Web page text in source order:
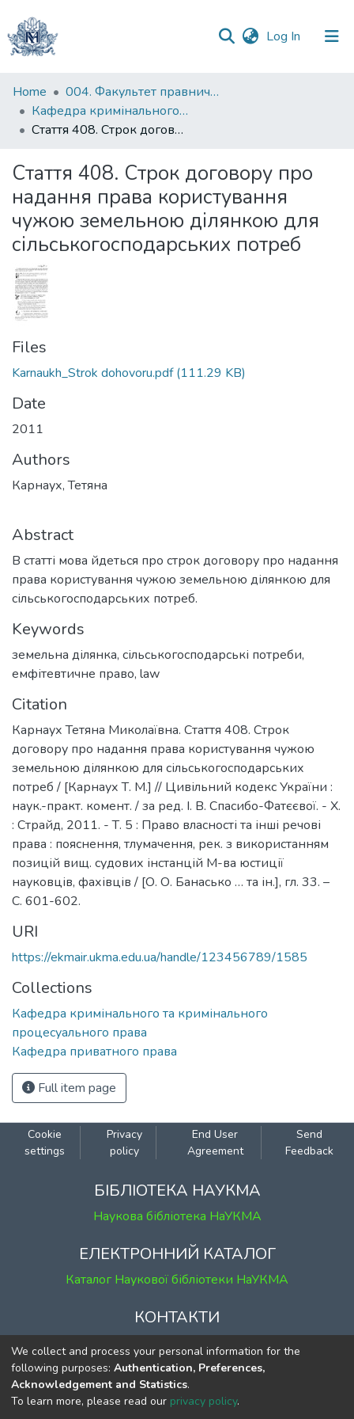
Log In (current)
Communities
&
Collections
Statistics
Home
004. Факультет правничих наук
Кафедра кримінального та кримінального процесуального права
Стаття 408. Строк договору про надання права користування чужою земельною ділянкою для сільськогосподарських потреб
Стаття 408. Строк договору про
надання права користування
чужою земельною ділянкою для
сільськогосподарських потреб
Files
Karnaukh_Strok dohovoru.pdf(111.29 KB)
Date
2011
Authors
Карнаух, Тетяна
Abstract
В статті мова йдеться про строк договору про надання
права користування чужою земельною ділянкою для
сільськогосподарських потреб.
Keywords
земельна ділянка, сільськогосподарські потреби,
емфітевтичне право, law
Citation
Карнаух Тетяна Миколаївна. Стаття 408. Строк
договору про надання права користування чужою
земельною ділянкою для сільськогосподарських
потреб / [Карнаух Т. М.] // Цивільний кодекс України :
наук.-практ. комент. / за ред. І. В. Спасибо-Фатєєвої. - Х.
: Страйд, 2011. - Т. 5 : Право власності та інші речові
права : пояснення, тлумачення, рек. з використанням
позицій вищ. судових інстанцій М-ва юстиції
науковців, фахівців / [О. О. Банасько … та ін.], гл. 33. –
С. 601-602.
URI
https://ekmair.ukma.edu.ua/handle/123456789/1585
Collections
Кафедра кримінального та кримінального
процесуального права
Кафедра приватного права
Full item page
Cookie
settings
Privacy
policy
End User
Agreement
Send
Feedback
БІБЛІОТЕКА НАУКМА
Наукова бібліотека НаУКМА
ЕЛЕКТРОННИЙ КАТАЛОГ
Каталог Наукової бібліотеки НаУКМА
КОНТАКТИ
м. Київ, вул. Григорія Сковороди, 2
к. 1, к. 120
тел. (044) 463-69-31
ekmair@ukma.edu.ua
We collect and process your personal information for the
following purposes: Authentication, Preferences,
Acknowledgement and Statistics.
To learn more, please read our privacy policy.